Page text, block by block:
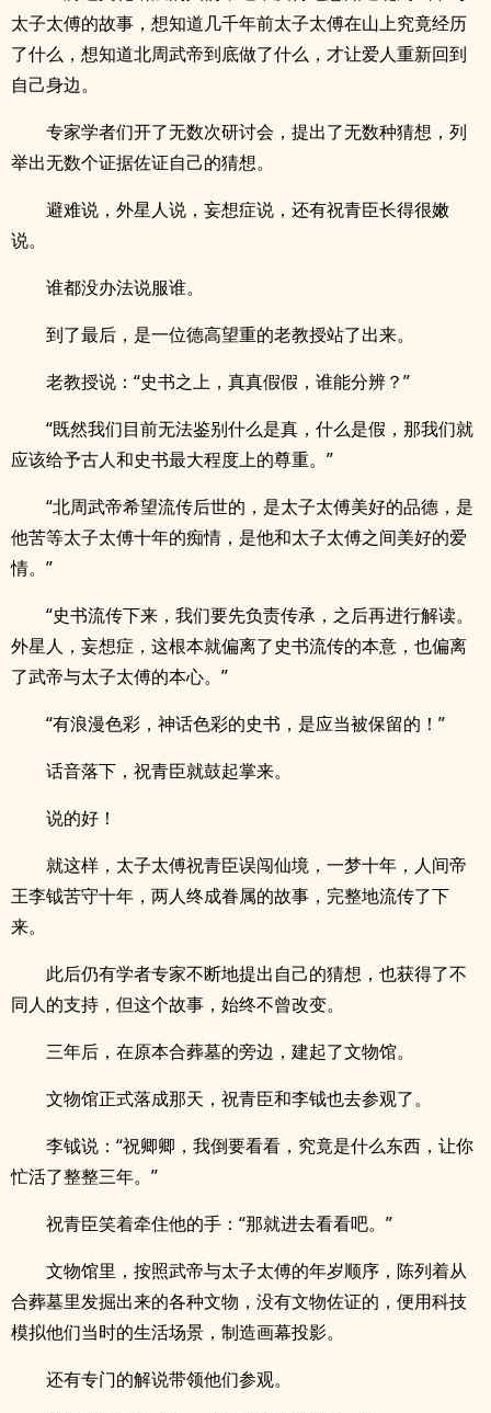
太子太傅的故事，想知道几千年前太子太傅在山上究竟经历
了什么，想知道北周武帝到底做了什么，才让爱人重新回到
自己身边。
专家学者们开了无数次研讨会，提出了无数种猜想，列
举出无数个证据佐证自己的猜想。
避难说，外星人说，妄想症说，还有祝青臣长得很嫩
说。
谁都没办法说服谁。
到了最后，是一位德高望重的老教授站了出来。
老教授说：“史书之上，真真假假，谁能分辨？”
“既然我们目前无法鉴别什么是真，什么是假，那我们就
应该给予古人和史书最大程度上的尊重。”
“北周武帝希望流传后世的，是太子太傅美好的品德，是
他苦等太子太傅十年的痴情，是他和太子太傅之间美好的爱
情。”
“史书流传下来，我们要先负责传承，之后再进行解读。
外星人，妄想症，这根本就偏离了史书流传的本意，也偏离
了武帝与太子太傅的本心。”
“有浪漫色彩，神话色彩的史书，是应当被保留的！”
话音落下，祝青臣就鼓起掌来。
说的好！
就这样，太子太傅祝青臣误闯仙境，一梦十年，人间帝
王李钺苦守十年，两人终成眷属的故事，完整地流传了下
来。
此后仍有学者专家不断地提出自己的猜想，也获得了不
同人的支持，但这个故事，始终不曾改变。
三年后，在原本合葬墓的旁边，建起了文物馆。
文物馆正式落成那天，祝青臣和李钺也去参观了。
李钺说：“祝卿卿，我倒要看看，究竟是什么东西，让你
忙活了整整三年。”
祝青臣笑着牵住他的手：“那就进去看看吧。”
文物馆里，按照武帝与太子太傅的年岁顺序，陈列着从
合葬墓里发掘出来的各种文物，没有文物佐证的，便用科技
模拟他们当时的生活场景，制造画幕投影。
还有专门的解说带领他们参观。